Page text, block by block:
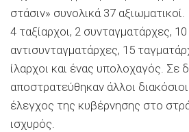
στάσιν» συνολικά 37
4 ταξίαρχοι, 2 συνταγματάρχες, 10
αντισυνταγματάρχες, 15
ίλαρχοι και ένας υπολοχαγός. Σε
αποστρατεύθηκαν άλλοι
έλεγχος της κυβέρνησης στο
ισχυρός.